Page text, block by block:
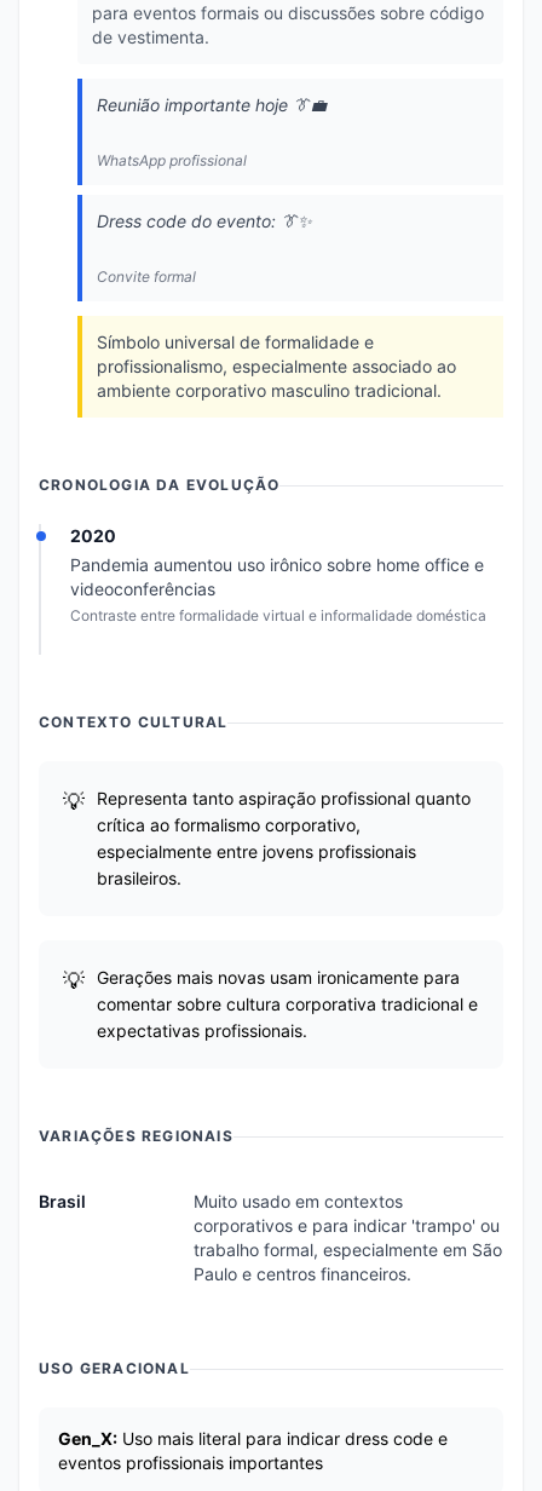
para eventos formais ou discussões sobre código
de vestimenta.
Reunião importante hoje 👔💼
WhatsApp profissional
Dress code do evento: 👔✨
Convite formal
Símbolo universal de formalidade e
profissionalismo, especialmente associado ao
ambiente corporativo masculino tradicional.
CRONOLOGIA DA EVOLUÇÃO
2020
Pandemia aumentou uso irônico sobre home office e
videoconferências
Contraste entre formalidade virtual e informalidade doméstica
CONTEXTO CULTURAL
Representa tanto aspiração profissional quanto
crítica ao formalismo corporativo,
especialmente entre jovens profissionais
brasileiros.
Gerações mais novas usam ironicamente para
comentar sobre cultura corporativa tradicional e
expectativas profissionais.
VARIAÇÕES REGIONAIS
Brasil
Muito usado em contextos
corporativos e para indicar 'trampo' ou
trabalho formal, especialmente em São
Paulo e centros financeiros.
USO GERACIONAL
Gen_X: Uso mais literal para indicar dress code e
eventos profissionais importantes